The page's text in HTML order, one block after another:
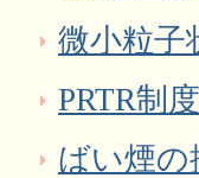
微小粒子
PRTR制
ばい煙の